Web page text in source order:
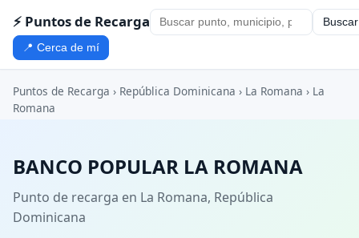
⚡ Puntos de Recarga Buscar
📍 Cerca de mí
Puntos de Recarga › República Dominicana › La Romana › La
Romana
BANCO POPULAR LA ROMANA
Punto de recarga en La Romana, República
Dominicana